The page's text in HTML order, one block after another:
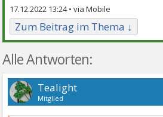
17.12.2022 13:24 •
Zum Beitrag im Thema ↓
Alle Antworten:
Tealight
Mitglied